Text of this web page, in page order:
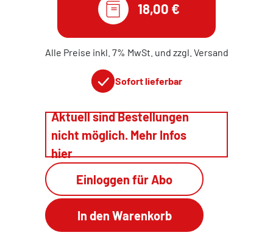
18,00 €
Alle Preise inkl. 7% MwSt. und zzgl. Versand
Sofort lieferbar
Aktuell sind Bestellungen
nicht möglich. Mehr Infos
hier
Einloggen für Abo